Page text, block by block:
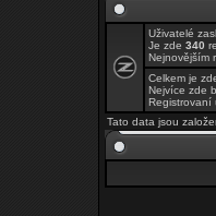
Uživatelé
Je zde 340
Nejnovějším
Celkem je
Nejvíce zde
Registrovaní
Tato data jsou